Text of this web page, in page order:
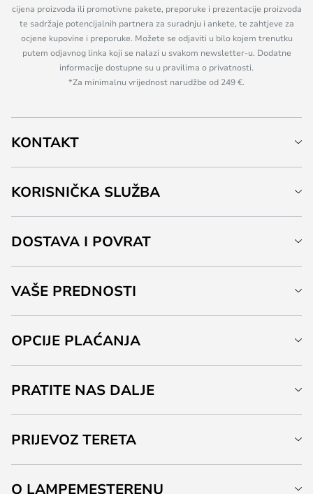
cijena proizvoda ili promotivne pakete, preporuke i prezentacije proizvoda
te sadržaje potencijalnih partnera za suradnju i ankete, te zahtjeve za
ocjene kupovine i preporuke. Možete se odjaviti u bilo kojem trenutku
putem odjavnog linka koji se nalazi u svakom newsletter-u. Dodatne
informacije dostupne su u pravilima o privatnosti.
*Za minimalnu vrijednost narudžbe od 249 €.
KONTAKT
KORISNIČKA SLUŽBA
DOSTAVA I POVRAT
VAŠE PREDNOSTI
OPCIJE PLAĆANJA
PRATITE NAS DALJE
PRIJEVOZ TERETA
O LAMPEMESTERENU